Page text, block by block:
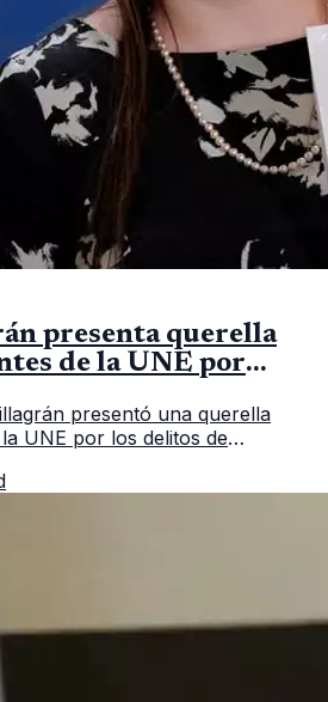
presenta querella
de la UNE por
presentó una querella
UNE por los delitos de